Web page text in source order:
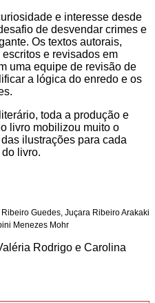
e interesse desde
de desvendar crimes e
Os textos autorais,
e revisados em
uma equipe de revisão de
a lógica do enredo e os
toda a produção e
livro mobilizou muito o
ilustrações para cada
livro.
Guedes, Juçara Ribeiro Arakaki
Menezes Mohr
Rodrigo e Carolina